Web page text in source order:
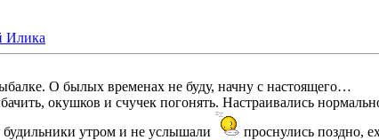
Илика
О былых временах не буду, начну с настоящего…
окушков и счучек погонять. Настраивались
утром и не услышали
проснулись поздно,